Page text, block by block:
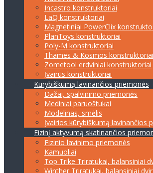
Incastro konstruktoriai
LaQ konstruktoriai
Magnetiniai PowerClix
PlanToys konstruktoriai
Poly-M konstruktoriai
Thames & Kosmos konstruktoriai
Zometool erdviniai konstruktoriai
Įvairūs konstruktoriai
Kūrybiškumą lavinančios priemonės
Dažai, spalvinimo priemonės
Mediniai paruoštukai
Modelinas, smėlis
Įvairios kūrybiškumą lavinančios
Fizinį aktyvumą skatinančios
Fizinio lavinimo priemonės
Kamuoliai
Top Trike Triratukai, balansiniai
Winther Triratukai, balansiniai